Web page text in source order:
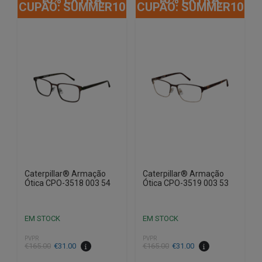
CUPÃO: SUMMER10
Caterpillar® Armação
Ótica CPO-3518 003 54
EM STOCK
PVPR
€165.00
O
€31.00
O
CUPÃO: SUMMER10
Caterpillar® Armação
Ótica CPO-3519 003 53
EM STOCK
PVPR
€165.00
O
€31.00
O